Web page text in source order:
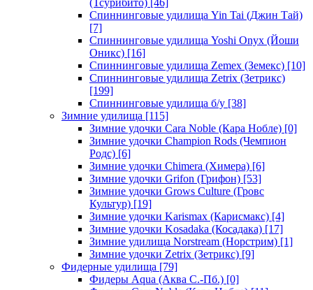
(Тсурибито) [46]
Спиннинговые удилища Yin Tai (Джин Тай)
[7]
Спиннинговые удилища Yoshi Onyx (Йоши
Оникс) [16]
Спиннинговые удилища Zemex (Земекс) [10]
Спиннинговые удилища Zetrix (Зетрикс)
[199]
Спиннинговые удилища б/у [38]
Зимние удилища [115]
Зимние удочки Cara Noble (Кара Нобле) [0]
Зимние удочки Champion Rods (Чемпион
Родс) [6]
Зимние удочки Chimera (Химера) [6]
Зимние удочки Grifon (Грифон) [53]
Зимние удочки Grows Culture (Гровс
Культур) [19]
Зимние удочки Karismax (Карисмакс) [4]
Зимние удочки Kosadaka (Косадака) [17]
Зимние удилища Norstream (Норстрим) [1]
Зимние удочки Zetrix (Зетрикс) [9]
Фидерные удилища [79]
Фидеры Aqua (Аква С.-Пб.) [0]